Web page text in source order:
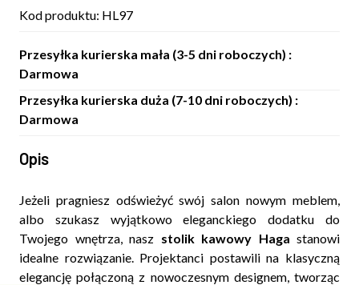
Kod produktu: HL97
Przesyłka kurierska mała (3-5 dni roboczych) :
Darmowa
Przesyłka kurierska duża (7-10 dni roboczych) :
Darmowa
Opis
Jeżeli pragniesz odświeżyć swój salon nowym meblem,
albo szukasz wyjątkowo eleganckiego dodatku do
Twojego wnętrza, nasz stolik kawowy Haga stanowi
idealne rozwiązanie. Projektanci postawili na klasyczną
elegancję połączoną z nowoczesnym designem, tworząc